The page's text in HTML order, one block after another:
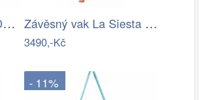
Závěsné křeslo AMADO 2 NEW Tempo Kondela Závěsný vak La Siesta JOKI Outdoor - IN
3490,-Kč
- 11%